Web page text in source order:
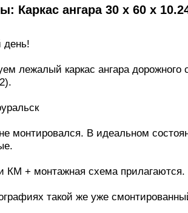
Каркас ангара 30 х 60 х
лежалый каркас ангара дорожного
монтировался. В идеальном
КМ + монтажная схема прилагаются.
такой же уже